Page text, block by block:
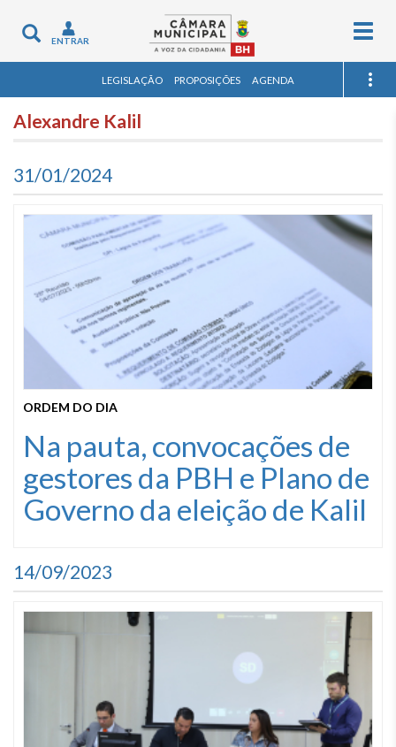
Toggle
navigation
ENTRAR
LEGISLAÇÃO PROPOSIÇÕES AGENDA
Alexandre Kalil
31/01/2024
ORDEM DO DIA
Na pauta, convocações de
gestores da PBH e Plano de
Governo da eleição de Kalil
14/09/2023